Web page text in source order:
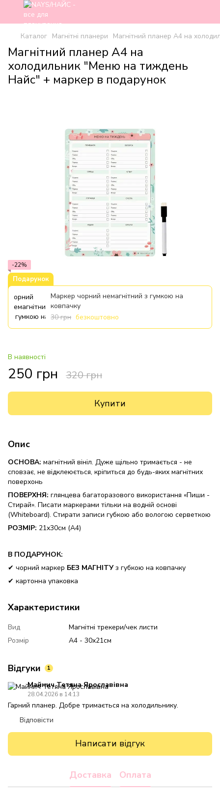
Каталог Магнітні планери Магнітний планер А4 на
Магнітний планер А4 на
холодильник "Меню на тиждень
Найс" + маркер в подарунок
-22%
Подарунок
Маркер чорний немагнітний з гумкою на
ковпачку
30 грн безкоштовно
В наявності
250 грн 320 грн
Купити
Опис
ОСНОВА: магнітний вініл. Дуже щільно тримається - не
сповзає, не відклеюється, кріпиться до будь-яких магнітних
поверхонь
ПОВЕРХНЯ: глянцева багаторазового використання «Пиши -
Стирай». Писати маркерами тільки на водній основі
(Whiteboard). Стирати записи губкою або вологою серветкою
РОЗМІР: 21х30см (А4)
В ПОДАРУНОК:
✔ чорний маркер БЕЗ МАГНІТУз губкою на ковпачку
✔ картонна упаковка
Характеристики
Вид
Магнітні трекери/чек листи
Розмір
А4 - 30х21см
Відгуки 1
Майнич Тетяна Ярославівна
28.04.2026 в 14:13
Гарний планер. Добре тримається на холодильнику.
Відповісти
Написати відгук
Доставка Оплата